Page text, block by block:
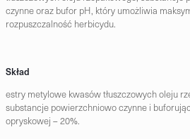
czynne oraz bufor pH, który umożliwia
rozpuszczalność herbicydu.
Skład
estry metylowe kwasów tłuszczowych oleju
substancje powierzchniowo czynne i
opryskowej – 20%.